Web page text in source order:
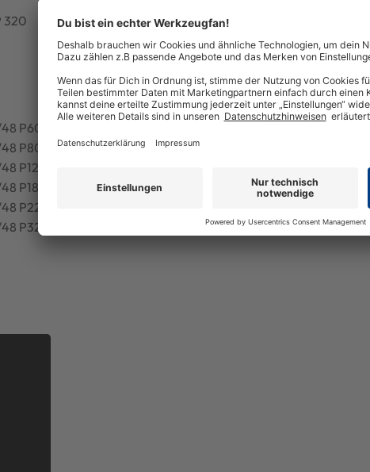
320
P60 GR/10
P80 GR/10
P120 GR/10
P180 GR/10
P220 GR/10
P320 GR/10